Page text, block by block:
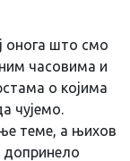
онога што смо
часовима и
о којима
чујемо.
теме, а њихов
допринело